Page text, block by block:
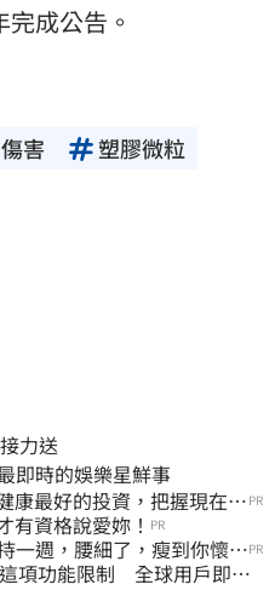
成公告。
傷害
塑膠微粒
力送
即時的娛樂星鮮事
康最好的投資，把握現在不 PR
有資格說愛妳！ PR
一週，腰細了，瘦到你懷疑PR
項功能限制 全球用戶即刻